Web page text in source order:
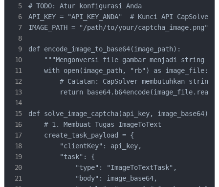
# TODO: Atur konfigurasi Anda
API_KEY = "API_KEY_ANDA"  # Kunci API CapSolver
IMAGE_PATH = "/path/to/your/captcha_image.png"
def encode_image_to_base64(image_path):
"""Mengonversi file gambar menjadi string
    with open(image_path, "rb") as image_file:
# Catatan: CapSolver membutuhkan string
return
def solve_image_captcha(api_key, image_base64):
    # 1. Membuat Tugas ImageToText
    create_task_payload = {
        "clientKey": api_key,
        "task": {
            "type": "ImageToTextTask",
            "body": image_base64,